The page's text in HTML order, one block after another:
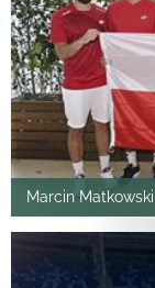
Marcin Matkowski